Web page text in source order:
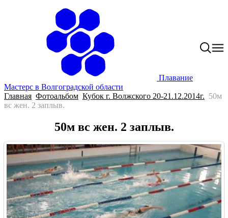
Плавание
Мастерс в Волгоградской области
Главная Фотоальбом Кубок г. Волжского 20-21.12.2014г. 50м
вс жен. 2 заплыв.
50м вс жен. 2 заплыв.